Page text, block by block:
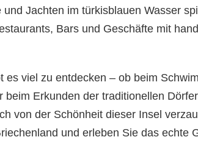
und Jachten im türkisblauen Wasser
Bars und Geschäfte mit
es viel zu entdecken – ob beim
beim Erkunden der traditionellen
von der Schönheit dieser Insel
und erleben Sie das echte